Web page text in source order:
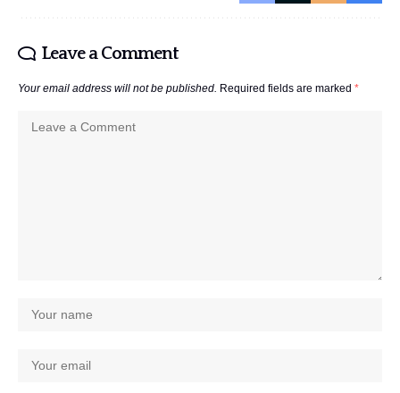
Leave a Comment
Your email address will not be published. Required fields are marked *